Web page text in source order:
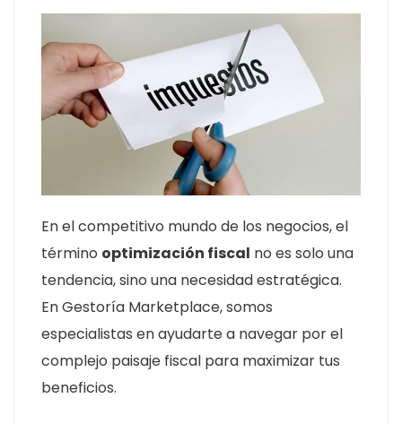
En el competitivo mundo de los negocios, el
término optimización fiscal no es solo una
tendencia, sino una necesidad estratégica.
En Gestoría Marketplace, somos
especialistas en ayudarte a navegar por el
complejo paisaje fiscal para maximizar tus
beneficios.